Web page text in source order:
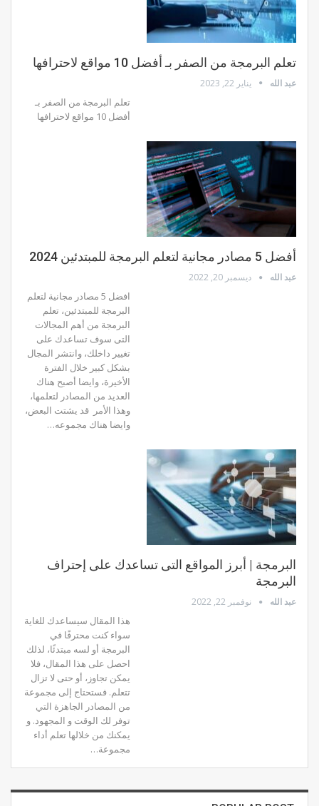
تعلم البرمجة من الصفر بـ أفضل 10 مواقع لاحترافها
عبد الله يناير 22, 2023
تعلم البرمجة من الصفر بـ
أفضل 10 مواقع لاحترافها
أفضل 5 مصادر مجانية لتعلم البرمجة للمبتدئين 2024
عبد الله ديسمبر 20, 2022
افضل 5 مصادر مجانية لتعلم
البرمجة للمبتدئين، تعلم
البرمجة من أهم المجالات
التى سوف تساعدك على
تغيير داخلك، وانتشر المجال
بشكل كبير خلال الفترة
الأخيرة، وايضا أصبح هناك
العديد من المصادر لتعلمها،
وهذا الأمر قد يشتت البعض،
وايضا هناك مجموعه…
البرمجة | أبرز المواقع التى تساعدك على إحتراف
البرمجة
عبد الله نوفمبر 22, 2022
هذا المقال سيساعدك للغاية
سواء كنت محترفًا في
البرمجة أو لسه مبتدئًا، لذلك
احصل على هذا المقال، فلا
يمكن تجاوز، أو حتى لا تزال
تتعلم. فستحتاج إلى مجموعة
من المصادر الجاهزة التي
توفر لك الوقت و المجهود. و
يمكنك من خلالها تعلم أداء
مجموعة…